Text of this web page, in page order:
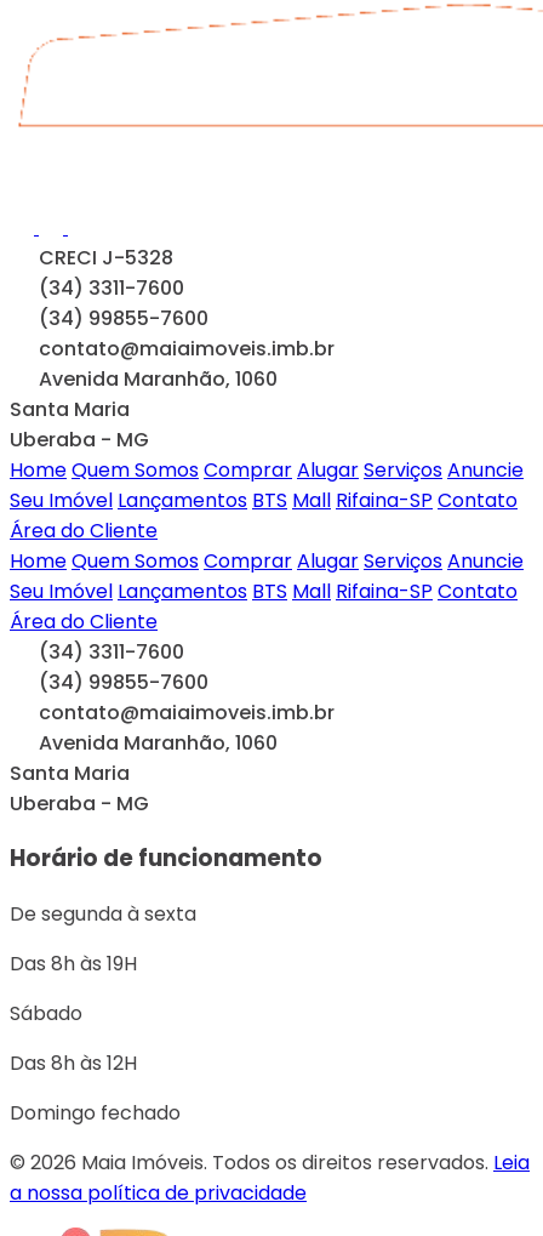
CRECI J-5328
(34) 3311-7600
(34) 99855-7600
contato@maiaimoveis.imb.br
Avenida Maranhão, 1060
Santa Maria
Uberaba - MG
HomeQuem SomosComprarAlugarServiçosAnuncie
Seu Imóvel Lançamentos BTS Mall Rifaina-SP Contato
Área do Cliente
HomeQuem SomosComprarAlugarServiçosAnuncie
Seu Imóvel Lançamentos BTS Mall Rifaina-SP Contato
Área do Cliente
(34) 3311-7600
(34) 99855-7600
contato@maiaimoveis.imb.br
Avenida Maranhão, 1060
Santa Maria
Uberaba - MG
Horário de funcionamento
De segunda à sexta
Das 8h às 19H
Sábado
Das 8h às 12H
Domingo fechado
© 2026 Maia Imóveis. Todos os direitos reservados. Leia
a nossa política de privacidade